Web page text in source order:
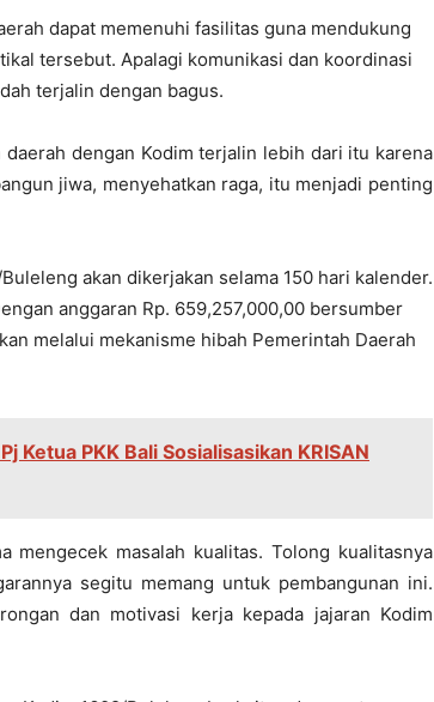
dapat memenuhi fasilitas guna mendukung
tersebut. Apalagi komunikasi dan koordinasi
terjalin dengan bagus.
dengan Kodim terjalin lebih dari itu karena
jiwa, menyehatkan raga, itu menjadi penting
akan dikerjakan selama 150 hari kalender.
anggaran Rp. 659,257,000,00 bersumber
melalui mekanisme hibah Pemerintah Daerah
Ketua PKK Bali Sosialisasikan KRISAN
mengecek masalah kualitas. Tolong kualitasnya
segitu memang untuk pembangunan ini.
dan motivasi kerja kepada jajaran Kodim